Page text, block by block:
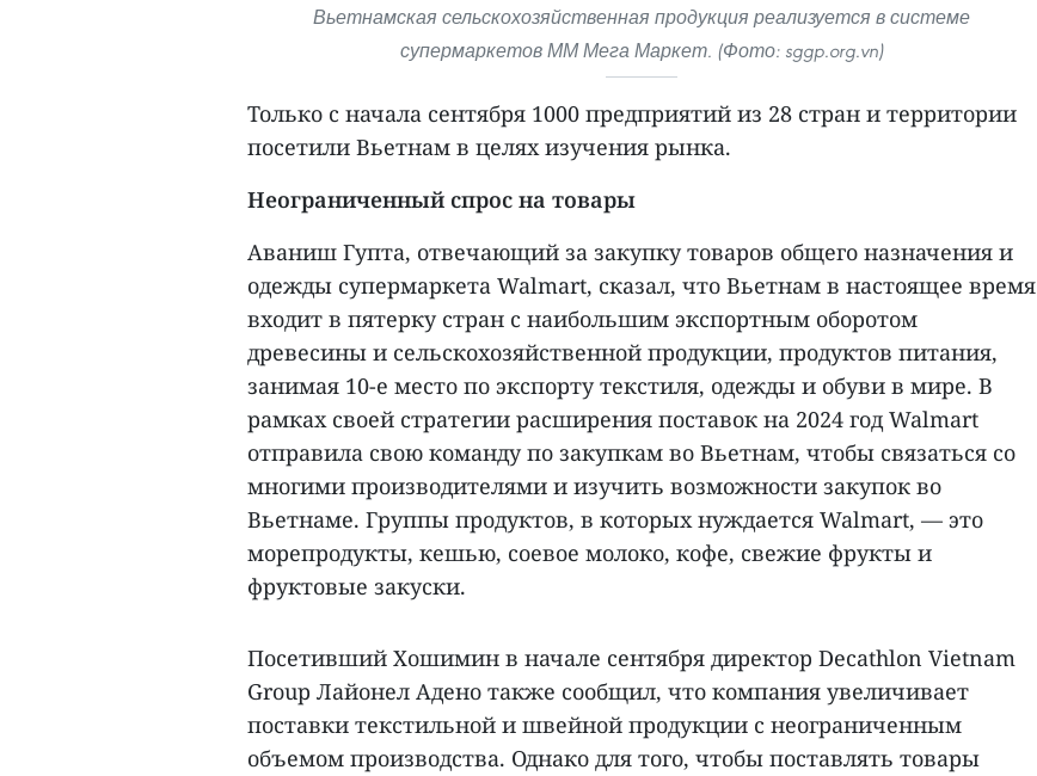
Вьетнамская сельскохозяйственная продукция реализуется в системе
супермаркетов ММ Мега Маркет. (Фото: sggp.org.vn)
Только с начала сентября 1000 предприятий из 28 стран и территории
посетили Вьетнам в целях изучения рынка.
Неограниченный спрос на товары
Аваниш Гупта, отвечающий за закупку товаров общего назначения и
одежды супермаркета Walmart, сказал, что Вьетнам в настоящее время
входит в пятерку стран с наибольшим экспортным оборотом
древесины и сельскохозяйственной продукции, продуктов питания,
занимая 10-е место по экспорту текстиля, одежды и обуви в мире. В
рамках своей стратегии расширения поставок на 2024 год Walmart
отправила свою команду по закупкам во Вьетнам, чтобы связаться со
многими производителями и изучить возможности закупок во
Вьетнаме. Группы продуктов, в которых нуждается Walmart, — это
морепродукты, кешью, соевое молоко, кофе, свежие фрукты и
фруктовые закуски.
Посетивший Хошимин в начале сентября директор Decathlon Vietnam
Group Лайонел Адено также сообщил, что компания увеличивает
поставки текстильной и швейной продукции с неограниченным
объемом производства. Однако для того, чтобы поставлять товары